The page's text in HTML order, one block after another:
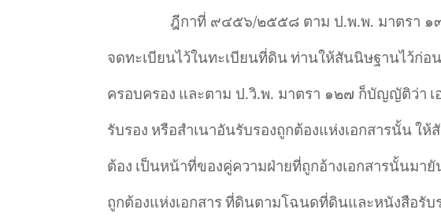
ฎีกาที่ ๙๔๕๖/๒๕๕๘ ตาม ป.พ.พ. มาตรา ๑
จดทะเบียนไว้ในทะเบียนที่ดินท่านให้สันนิษฐานไว้ก่อ
ครอบครอง และตาม ป.วิ.พ. มาตรา ๑๒๗ ก็บัญญัติว่า
รับรอง หรือสำเนาอันรับรองถูกต้องแห่งเอกสารนั้นให้
ต้อง เป็นหน้าที่ของคู่ความฝ่ายที่ถูกอ้างเอกสารนั้นมา
ถูกต้องแห่งเอกสารที่ดินตามโฉนดที่ดินและหนังสือรับ